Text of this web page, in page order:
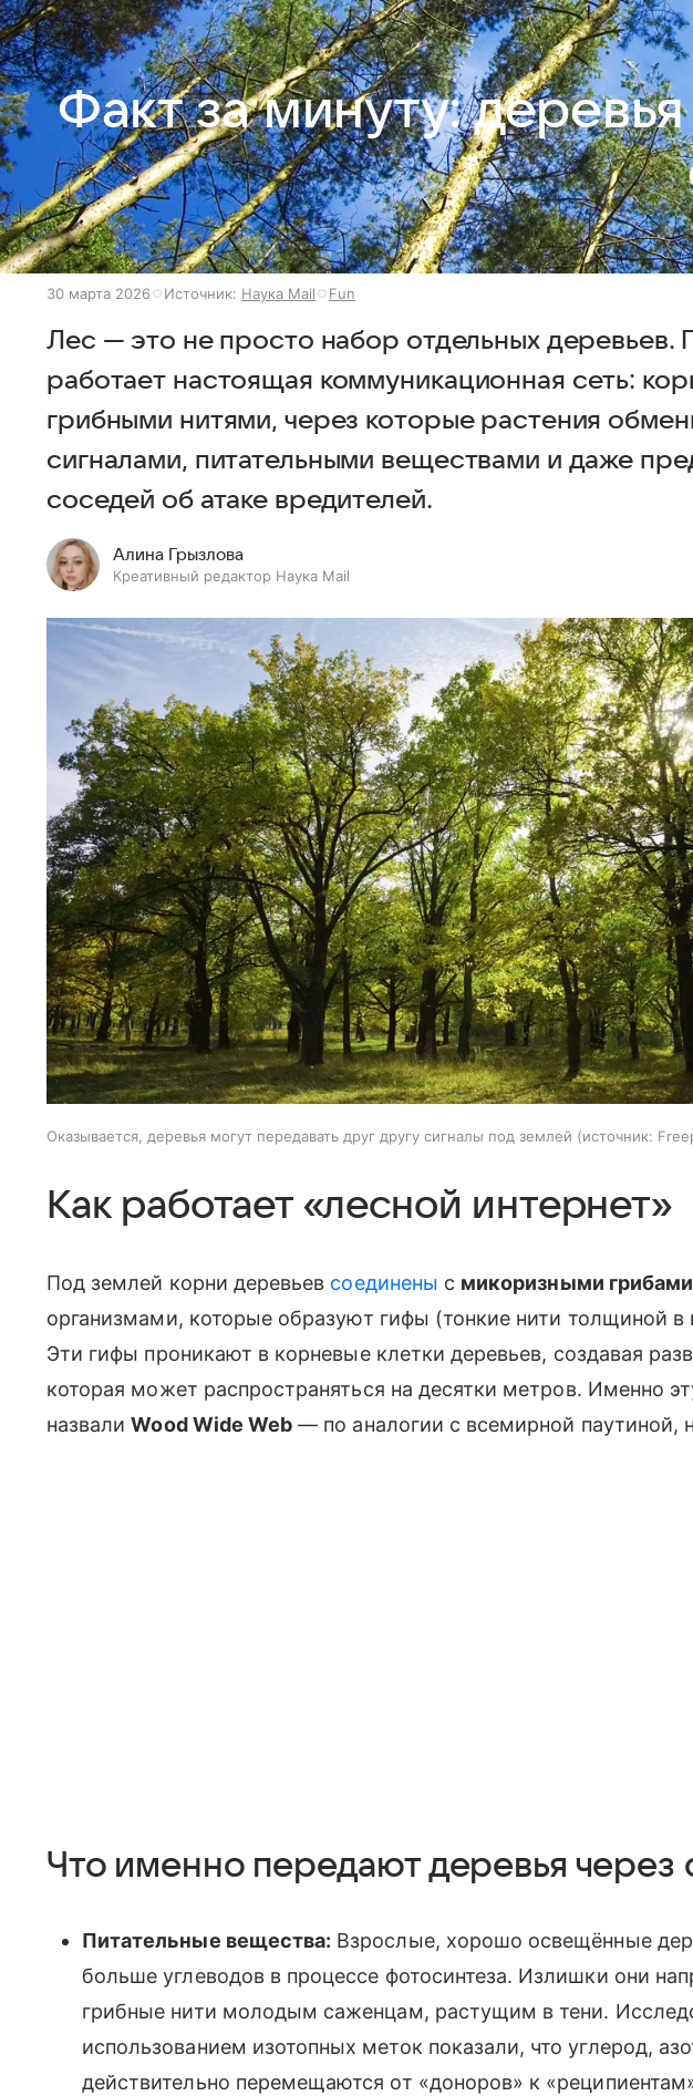
Факт за минуту:
30 марта 2026 Источник: Наука Mail Fun
Лес — это не просто набор отдельных деревьев.
работает настоящая коммуникационная сеть:
грибными нитями, через которые растения
сигналами, питательными веществами и даже
соседей об атаке вредителей.
Алина Грызлова
Креативный редактор Наука Mail
Оказывается, деревья могут передавать друг другу сигналы под землей источник:
Как работает «лесной интернет»
Под землей корни деревьев соединены с микоризными грибами
организмами, которые образуют гифы (тонкие нити толщиной в
Эти гифы проникают в корневые клетки деревьев, создавая
которая может распространяться на десятки метров. Именно
назвалиWood Wide Web — по аналогии с всемирной паутиной,
Что именно передают деревья через
Питательные вещества: Взрослые, хорошо освещённые
больше углеводов в процессе фотосинтеза. Излишки они
грибные нити молодым саженцам, растущим в тени.
использованием изотопных меток показали, что углерод,
действительно перемещаются от «доноров» к